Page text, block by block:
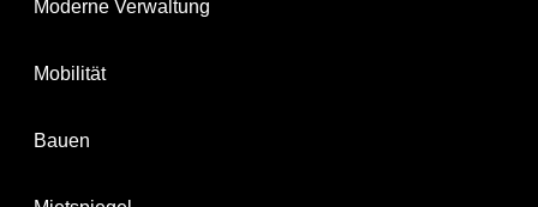
Moderne Verwaltung
Mobilität
Bauen